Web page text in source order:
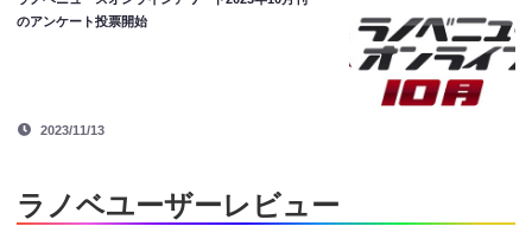
のアンケート投票開始
2023/11/13
ラノベユーザーレビュー